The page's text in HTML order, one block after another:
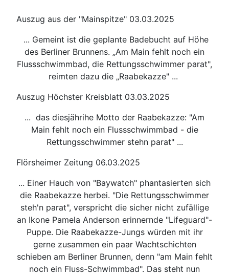
Auszug aus der "Mainspitze" 03.03.2025
... Gemeint ist die geplante Badebucht auf Höhe
des Berliner Brunnens. „Am Main fehlt noch ein
Flussschwimmbad, die Rettungsschwimmer parat",
reimten dazu die „Raabekazze" ...
Auszug Höchster Kreisblatt 03.03.2025
... das diesjährihe Motto der Raabekazze: "Am
Main fehlt noch ein Flussschwimmbad - die
Rettungsschwimmer stehn parat" ...
Flörsheimer Zeitung 06.03.2025
... Einer Hauch von "Baywatch" phantasierten sich
die Raabekazze herbei. "Die Rettungsschwimmer
steh'n parat", verspricht die sicher nicht zufällige
an Ikone Pamela Anderson erinnernde "Lifeguard"-
Puppe. Die Raabekazze-Jungs würden mit ihr
gerne zusammen ein paar Wachtschichten
schieben am Berliner Brunnen, denn "am Main fehlt
noch ein Fluss-Schwimmbad". Das steht nun